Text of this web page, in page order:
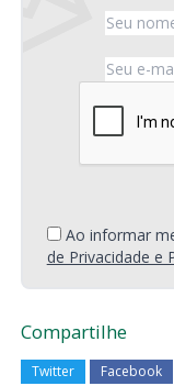
Ao informar
de Privacidade e
Compartilhe
Twitter Facebook